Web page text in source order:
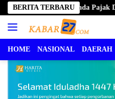
Langsung
ke
konten
BERITA TERBARU
Hapus Denda Pajak Daerah
HOME NASIONAL DAERAH